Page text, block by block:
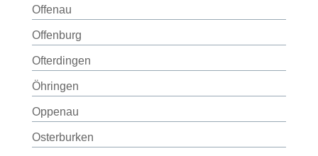
Offenau
Offenburg
Ofterdingen
Öhringen
Oppenau
Osterburken